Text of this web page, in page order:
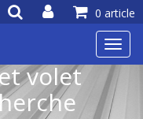
0 article
volet